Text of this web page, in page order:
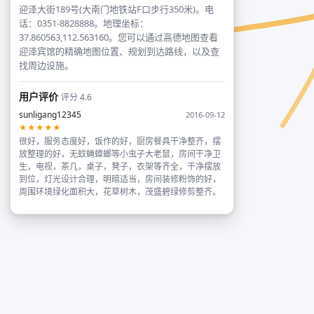
迎泽大街189号(大南门地铁站F口步行350米)。电
话：0351-8828888。地理坐标：
37.860563,112.563160。您可以通过高德地图查看
迎泽宾馆的精确地图位置、规划到达路线，以及查
找周边设施。
用户评价评分 4.6
sunligang12345
2016-09-12
★★★★★
很好，服务态度好，饭作的好，厨房餐具干净整齐，摆
放整理的好，无蚊蝇蟑螂等小虫子大老鼠，房间干净卫
生，电视，茶几，桌子，凳子，衣架等齐全，干净摆放
到位，灯光设计合理，明暗适当，房间装修粉饰的好，
周围环境绿化面积大，花草树木，茂盛碧绿修剪整齐。